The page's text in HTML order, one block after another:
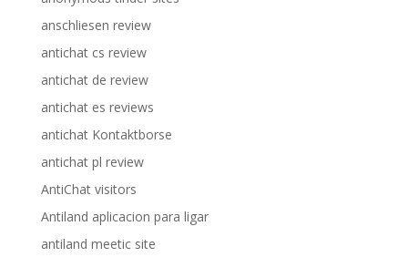
anschliesen review
antichat cs review
antichat de review
antichat es reviews
antichat Kontaktborse
antichat pl review
AntiChat visitors
Antiland aplicacion para ligar
antiland meetic site